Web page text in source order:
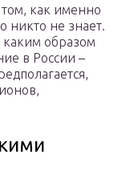
как именно
никто не знает.
каким образом
в России –